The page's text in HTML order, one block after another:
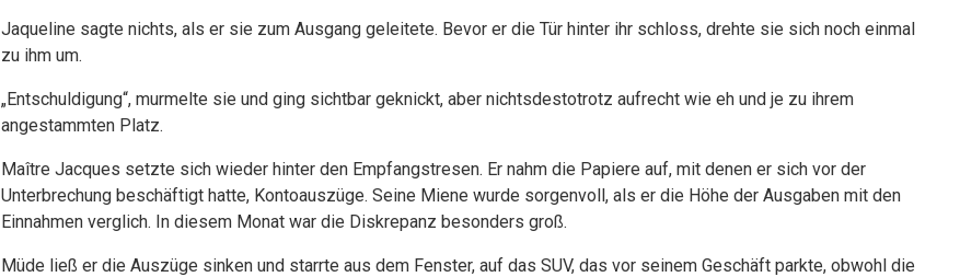
Jaqueline sagte nichts, als er sie zum Ausgang geleitete. Bevor er die Tür hinter ihr schloss, drehte sie sich noch einmal
zu ihm um.
„Entschuldigung“, murmelte sie und ging sichtbar geknickt, aber nichtsdestotrotz aufrecht wie eh und je zu ihrem
angestammten Platz.
Maître Jacques setzte sich wieder hinter den Empfangstresen. Er nahm die Papiere auf, mit denen er sich vor der
Unterbrechung beschäftigt hatte, Kontoauszüge. Seine Miene wurde sorgenvoll, als er die Höhe der Ausgaben mit den
Einnahmen verglich. In diesem Monat war die Diskrepanz besonders groß.
Müde ließ er die Auszüge sinken und starrte aus dem Fenster, auf das SUV, das vor seinem Geschäft parkte, obwohl die